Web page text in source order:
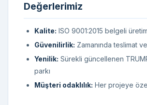
Değerlerimiz
Kalite: ISO 9001:2015 belgeli
Güvenilirlik: Zamanında teslimat
Yenilik: Sürekli güncellenen
parkı
Müşteri odaklılık: Her projeye